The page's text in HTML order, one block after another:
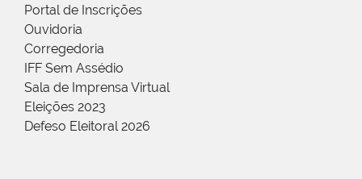
Portal de Inscrições
Ouvidoria
Corregedoria
IFF Sem Assédio
Sala de Imprensa Virtual
Eleições 2023
Defeso Eleitoral 2026